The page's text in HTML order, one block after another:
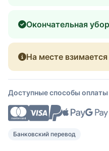
Окончательная
На месте
Доступные способы оплаты
Банковский перевод